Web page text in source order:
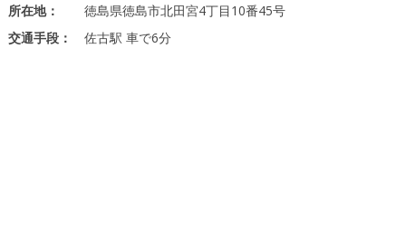
所在地：
徳島県徳島市北田宮4丁目10番45号
交通手段：
佐古駅 車で6分